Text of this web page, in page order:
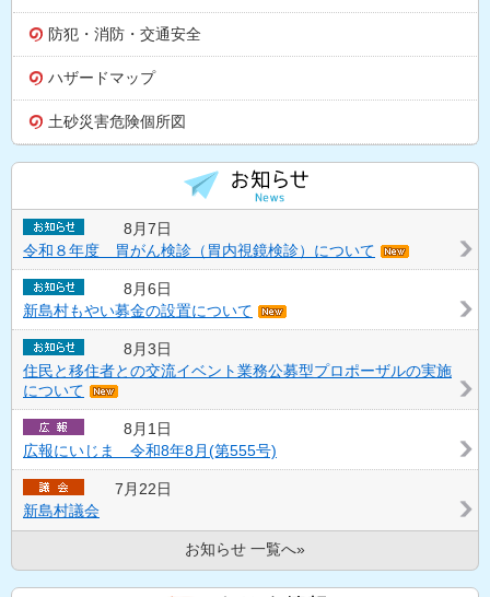
防犯・消防・交通安全
ハザードマップ
土砂災害危険個所図
8月7日
令和８年度 胃がん検診（胃内視鏡検診）について
8月6日
新島村もやい募金の設置について
8月3日
住民と移住者との交流イベント業務公募型プロポーザルの実施
について
8月1日
広報にいじま 令和8年8月(第555号)
7月22日
新島村議会
お知らせ 一覧へ»